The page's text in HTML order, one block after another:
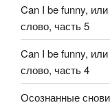
Can I be funny,
слово, часть 5
Can I be funny,
слово, часть 4
Осознанные